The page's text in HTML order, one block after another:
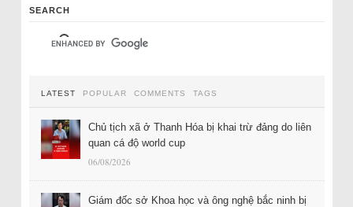
SEARCH
LATEST POPULAR COMMENTS TAGS
Chủ tịch xã ở Thanh Hóa bị khai trừ đảng do liên
quan cá độ world cup
06/08/2026
Giám đốc sở Khoa học và ông nghệ bắc ninh bị